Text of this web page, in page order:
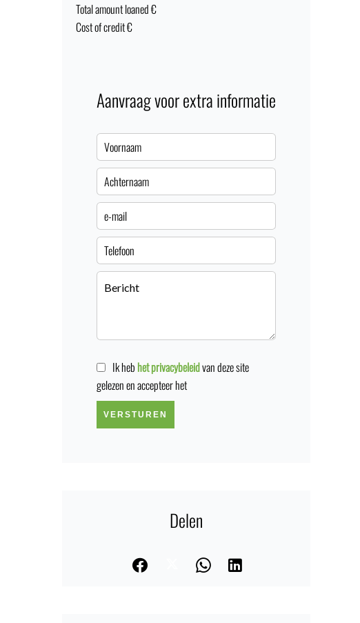
Total amount loaned€
Cost of credit€
Aanvraag voor extra informatie
Ik heb het privacybeleidvan deze site
gelezen en accepteer het
VERSTUREN
Delen